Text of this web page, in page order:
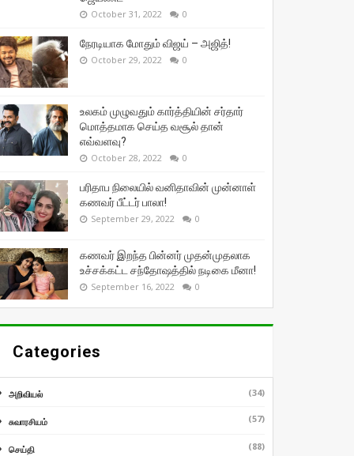
October 31, 2022 0
நேரடியாக மோதும் விஜய் – அஜித்!
October 29, 2022 0
உலகம் முழுவதும் கார்த்தியின் சர்தார்
மொத்தமாக செய்த வசூல் தான்
எவ்வளவு?
October 28, 2022 0
பரிதாப நிலையில் வனிதாவின் முன்னாள்
கணவர் பீட்டர் பாலா!
September 29, 2022 0
கணவர் இறந்த பின்னர் முதன்முதலாக
உச்சக்கட்ட சந்தோஷத்தில் நடிகை மீனா!
September 16, 2022 0
Categories
அறிவியல் (34)
சுவாரசியம் (57)
செய்தி (88)